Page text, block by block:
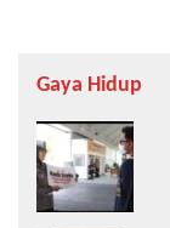
Gaya Hidup